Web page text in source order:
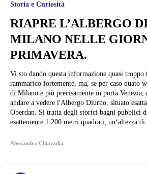
Storia e Curiosità
RIAPRE L’ALBERGO
MILANO NELLE
PRIMAVERA.
Vi sto dando questa informazione quasi troppo
rammarico fortemente, ma, se per caso quato
di Milano e più precisamente in porta Venezia,
andare a vedere l'Albergo Diurno, situato
Oberdan. Si tratta degli storici bagni pubblici di Milano, lo spazio,
esattemente 1.200 metri quadrati, un‘altezza
Alessandra Chiaradia